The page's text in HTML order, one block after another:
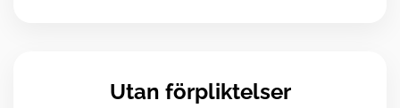
Utan förpliktelser